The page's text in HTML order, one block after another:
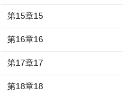
第15章15
第16章16
第17章17
第18章18